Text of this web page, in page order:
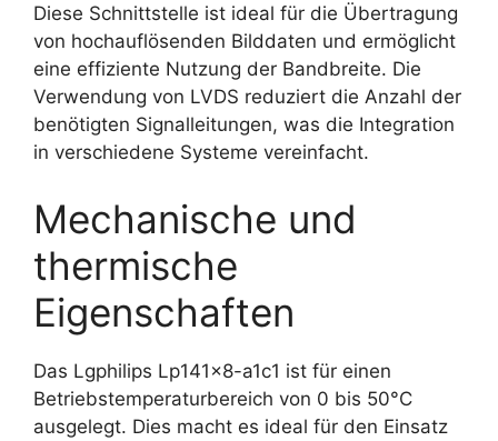
Diese Schnittstelle ist ideal für die Übertragung
von hochauflösenden Bilddaten und ermöglicht
eine effiziente Nutzung der Bandbreite. Die
Verwendung von LVDS reduziert die Anzahl der
benötigten Signalleitungen, was die Integration
in verschiedene Systeme vereinfacht.
Mechanische und
thermische
Eigenschaften
Das Lgphilips Lp141x8-a1c1 ist für einen
Betriebstemperaturbereich von 0 bis 50°C
ausgelegt. Dies macht es ideal für den Einsatz